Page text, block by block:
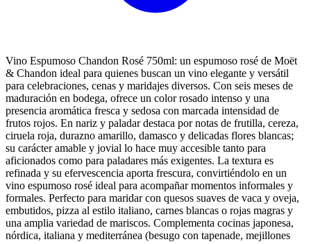
Vino Espumoso Chandon Rosé 750ml: un espumoso rosé de Moët
& Chandon ideal para quienes buscan un vino elegante y versátil
para celebraciones, cenas y maridajes diversos. Con seis meses de
maduración en bodega, ofrece un color rosado intenso y una
presencia aromática fresca y sedosa con marcada intensidad de
frutos rojos. En nariz y paladar destaca por notas de frutilla, cereza,
ciruela roja, durazno amarillo, damasco y delicadas flores blancas;
su carácter amable y jovial lo hace muy accesible tanto para
aficionados como para paladares más exigentes. La textura es
refinada y su efervescencia aporta frescura, convirtiéndolo en un
vino espumoso rosé ideal para acompañar momentos informales y
formales. Perfecto para maridar con quesos suaves de vaca y oveja,
embutidos, pizza al estilo italiano, carnes blancas o rojas magras y
una amplia variedad de mariscos. Complementa cocinas japonesa,
nórdica, italiana y mediterránea (besugo con tapenade, mejillones